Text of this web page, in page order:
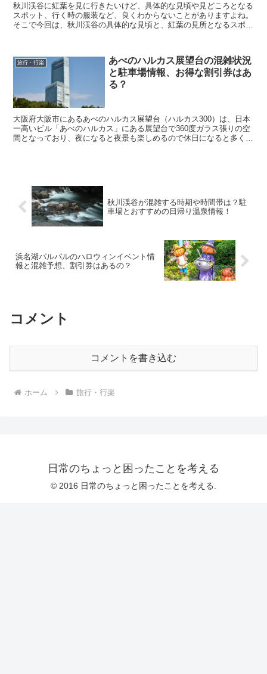
秋川渓谷に紅葉を見に行きたいけど、具体的な見頃や見どころとなる
スポット、行く時の服装など、良くわからないことがありますよね。
そこで今回は、秋川渓谷の具体的な見頃と、紅葉の見所となるスポッ
旅行・行楽
あべのハルカス展望台の混雑状況
と駐車場情報、お得な割引券はあ
る？
大阪府大阪市にあるあべのハルカス展望台（ハルカス300）は、日本
一高いビル「あべのハルカス」にある展望台で360度ガラス張りの空
間となっており、夜になると夜景も楽しめるので休日になると多くの
秋川渓谷が混雑する時期や時間帯は？駐
車場とおすすめの日帰り温泉情報！
浜名湖パルパルのハロウィンイベント情
報と混雑予想、割引券はあるの？
コメント
コメントを書き込む
ホーム 旅行・行楽
日常のちょっと困ったことを考える
© 2016 日常のちょっと困ったことを考える.